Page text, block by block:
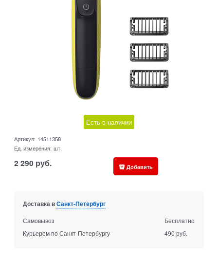
Есть в наличии
Артикул: 14511358
Ед. измерения: шт.
2 290 руб. Добавить
Доставка вСанкт-Петербург
Самовывоз
Бесплатно
Курьером по Санкт-Петербургу
490 руб.